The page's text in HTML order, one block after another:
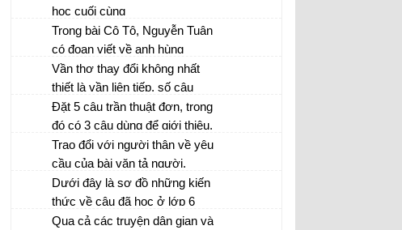
học cuối cùng
Trong bài Cô Tô, Nguyễn Tuân
có đoạn viết về anh hùng
Châu Hòa Mãn như sau:
Vần thơ thay đổi không nhất
thiết là vần liên tiếp, số câu
cũng không hạn định. Bài thơ
thường chia khổ, mỗi khổ
thường bốn câu, nhưng cũng
có khi hai câu hoặc không chi
Đặt 5 câu trần thuật đơn, trong
đó có 3 câu dùng để giới thiệu,
tả hoặc kể về một sự việc, sự
vật. 2 câu dùng để nêu ý kiến.
Trao đổi với người thân về yêu
cầu của bài văn tả người.
Dưới đây là sơ đồ những kiến
thức về câu đã học ở lớp 6
của một bạn học sinh. Hãy
Qua cả các truyện dân gian và